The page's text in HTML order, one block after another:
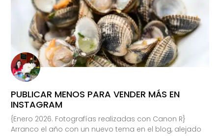
PUBLICAR MENOS PARA VENDER MÁS EN
INSTAGRAM
{Enero 2026. Fotografías realizadas con Canon R}
Arranco el año con un nuevo tema en el blog, alejado